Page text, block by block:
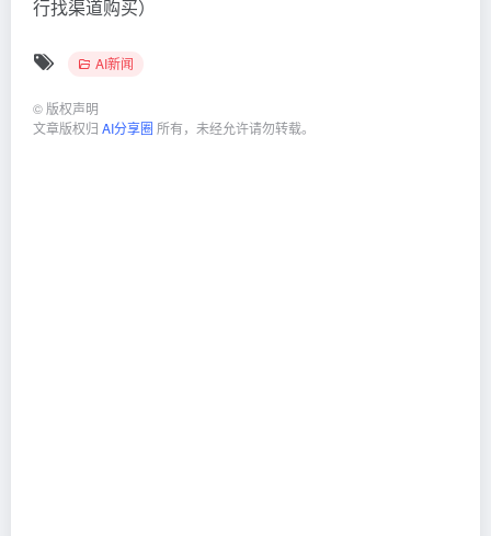
行找渠道购买）
AI新闻
© 版权声明
文章版权归 AI分享圈 所有，未经允许请勿转载。